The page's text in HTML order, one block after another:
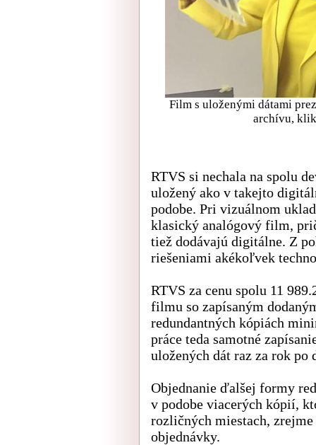
Film s uloženými dátami
archívu,
RTVS si nechala na spolu
uložený ako v takejto
podobe. Pri vizuálnom
klasický analógový film,
tiež dodávajú digitálne. Z
riešeniami akékoľvek
RTVS za cenu spolu 11
filmu so zapísaným
redundantných kópiách
práce teda samotné
uložených dát raz za rok
Objednanie ďalšej formy
v podobe viacerých kópií,
rozličných miestach,
objednávky.